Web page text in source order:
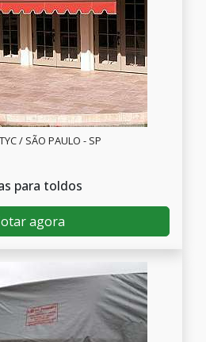
/ SÃO PAULO - SP
para toldos
agora